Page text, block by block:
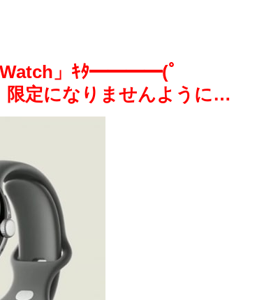
Watch」ｷﾀ━━━━(ﾟ
定になりませんように…